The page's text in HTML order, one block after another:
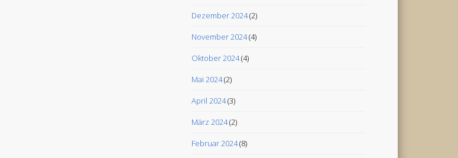
Dezember 2024(2)
November 2024(4)
Oktober 2024(4)
Mai 2024(2)
April 2024(3)
März 2024(2)
Februar 2024(8)